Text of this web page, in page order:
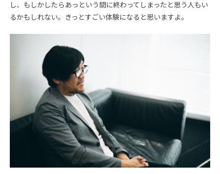
し、もしかしたらあっという間に終わってしまったと思う人もい
るかもしれない。きっとすごい体験になると思いますよ。